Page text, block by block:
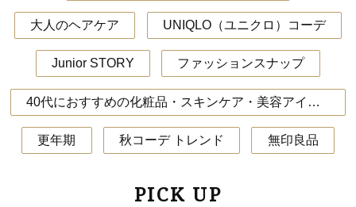
大人のヘアケア UNIQLO（ユニクロ）コーデ
Junior STORY ファッションスナップ
40代におすすめの化粧品・スキンケア・美容アイテム
更年期 秋コーデ トレンド 無印良品
PICK UP